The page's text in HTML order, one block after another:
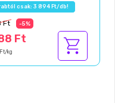
csak: 3 894 Ft/db!
Ft -5%
Ft
kg